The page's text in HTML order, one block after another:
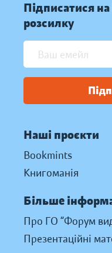
Підписатися
розсилку
Наші проєкти
Bookmints
Книгоманія
Більше
Про ГО “Форум
Презентаційні